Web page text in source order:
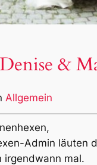
&
Allgemein
Admin läuten
irgendwann mal.